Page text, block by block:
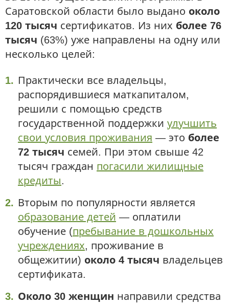
Саратовской области было выдано около
120 тысяч сертификатов. Из них более 76
тысяч (63%) уже направлены на одну или
несколько целей:
Практически все владельцы,
распорядившиеся маткапиталом,
решили с помощью средств
государственной поддержки улучшить
свои условия проживания — это более
72 тысяч семей. При этом свыше 42
тысяч граждан погасили жилищные
кредиты.
Вторым по популярности является
образование детей — оплатили
обучение (пребывание в дошкольных
учреждениях, проживание в
общежитии) около 4 тысяч владельцев
сертификата.
Около 30 женщин направили средства